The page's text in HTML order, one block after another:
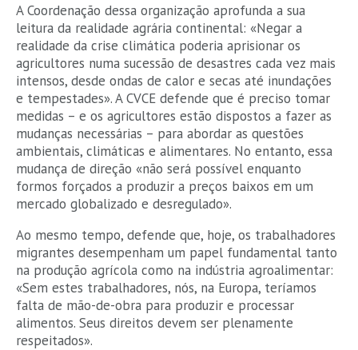
A Coordenação dessa organização aprofunda a sua
leitura da realidade agrária continental: «Negar a
realidade da crise climática poderia aprisionar os
agricultores numa sucessão de desastres cada vez mais
intensos, desde ondas de calor e secas até inundações
e tempestades». A CVCE defende que é preciso tomar
medidas – e os agricultores estão dispostos a fazer as
mudanças necessárias – para abordar as questões
ambientais, climáticas e alimentares. No entanto, essa
mudança de direção «não será possível enquanto
formos forçados a produzir a preços baixos em um
mercado globalizado e desregulado».
Ao mesmo tempo, defende que, hoje, os trabalhadores
migrantes desempenham um papel fundamental tanto
na produção agrícola como na indústria agroalimentar:
«Sem estes trabalhadores, nós, na Europa, teríamos
falta de mão-de-obra para produzir e processar
alimentos. Seus direitos devem ser plenamente
respeitados».